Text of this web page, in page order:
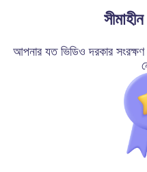
আপনার যত ভিডিও দরকার